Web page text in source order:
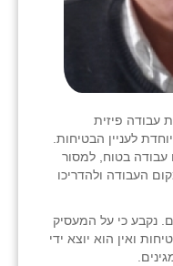
עבודה פיזית
לעניין הבטיחות.
עבודה בטוח, למסור
העבודה ולהדריכו
נקבע כי על המעסיק
ואין הוא יוצא ידי